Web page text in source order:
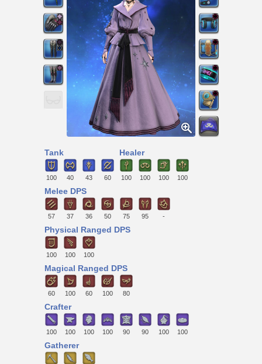
Tank
100 40 43 60
Healer
100 100 100 100
Melee DPS
57 37 36 50 75 95 -
Physical Ranged DPS
100 100 100
Magical Ranged DPS
60 100 60 100 80
Crafter
100 100 100 100 90 90 100 100
Gatherer